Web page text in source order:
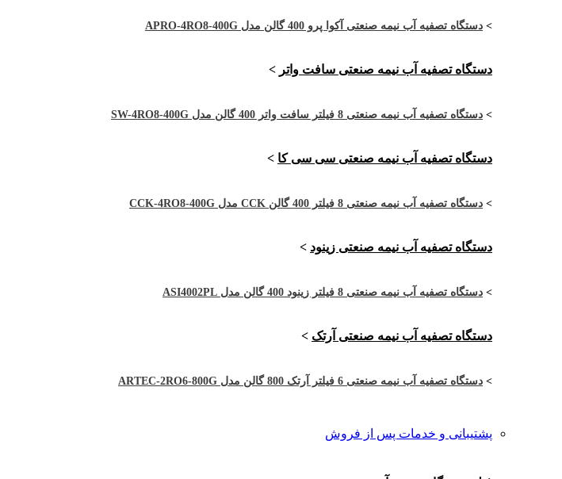
> دستگاه تصفیه آب نیمه صنعتی آکوا پرو 400 گالن مدل APRO-4RO8-400G
دستگاه تصفیه آب نیمه صنعتی سافت واتر >
> دستگاه تصفیه آب نیمه صنعتی 8 فیلتر سافت واتر 400 گالن مدل SW-4RO8-400G
دستگاه تصفیه آب نیمه صنعتی سی سی کا >
> دستگاه تصفیه آب نیمه صنعتی 8 فیلتر 400 گالن CCK مدل CCK-4RO8-400G
دستگاه تصفیه آب نیمه صنعتی زینود >
> دستگاه تصفیه آب نیمه صنعتی 8 فیلتر زینود 400 گالن مدل ASI4002PL
دستگاه تصفیه آب نیمه صنعتی آرتک >
> دستگاه تصفیه آب نیمه صنعتی 6 فیلتر آرتک 800 گالن مدل ARTEC-2RO6-800G
پشتیبانی و خدمات پس از فروش